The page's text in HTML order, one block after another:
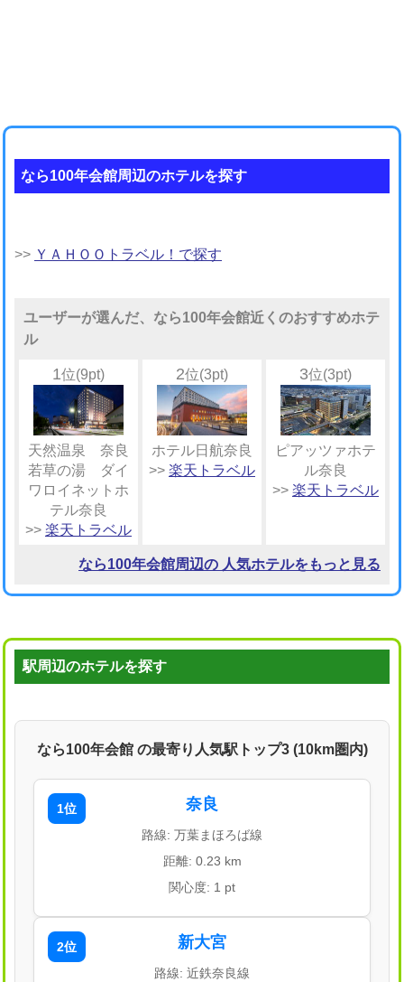
なら100年会館周辺のホテルを探す
>> ＹＡＨＯＯトラベル！で探す
ユーザーが選んだ、なら100年会館近くのおすすめホテ
ル
1位(9pt)
天然温泉 奈良
若草の湯 ダイ
ワロイネットホ
テル奈良
>> 楽天トラベル
2位(3pt)
ホテル日航奈良
>> 楽天トラベル
3位(3pt)
ピアッツァホテ
ル奈良
>> 楽天トラベル
なら100年会館周辺の 人気ホテルをもっと見る
駅周辺のホテルを探す
なら100年会館 の最寄り人気駅トップ3 (10km圏内)
1位 奈良
路線: 万葉まほろば線
距離: 0.23 km
関心度: 1 pt
2位 新大宮
路線: 近鉄奈良線